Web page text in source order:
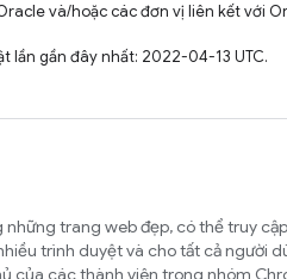
và/hoặc các đơn vị liên kết với
lần gần đây nhất: 2022-04-13 UTC.
trang web đẹp, có thể truy
trình duyệt và cho tất cả người
của các thành viên trong nhóm